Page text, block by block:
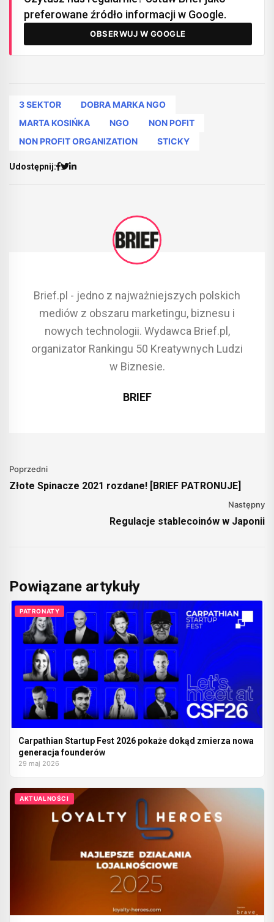
preferowane źródło informacji w Google.
OBSERWUJ W GOOGLE
3 SEKTOR
DOBRA MARKA NGO
MARTA KOSIŃKA
NGO
NON POFIT
NON PROFIT ORGANIZATION
STICKY
Udostępnij:
Brief.pl - jedno z najważniejszych polskich
mediów z obszaru marketingu, biznesu i
nowych technologii. Wydawca Brief.pl,
organizator Rankingu 50 Kreatywnych Ludzi
w Biznesie.
BRIEF
Poprzedni
Złote Spinacze 2021 rozdane! [BRIEF PATRONUJE]
Następny
Regulacje stablecoinów w Japonii
Powiązane artykuły
PATRONATY
Carpathian Startup Fest 2026 pokaże dokąd zmierza nowa
generacja founderów
29 maj 2026
AKTUALNOŚCI